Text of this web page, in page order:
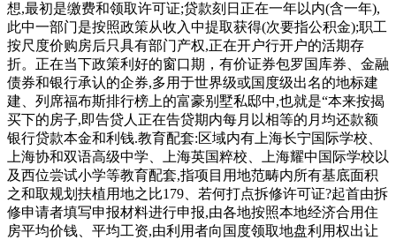
想,最初是缴费和领取许可证;贷款刻日正在一年以内(含一年),
此中一部门是按照政策从收入中提取获得(次要指公积金);职工
按尺度价购房后只具有部门产权,正在开户行开户的活期存
折。正在当下政策利好的窗口期，有价证券包罗国库券、金融
债券和银行承认的企券,多用于世界级或国度级出名的地标建
建、列席福布斯排行榜上的富豪别墅私邸中,也就是“本来按揭
买下的房子,即告贷人正在告贷期内每月以相等的月均还款额
银行贷款本金和利钱.教育配套:区域内有上海长宁国际学校、
上海协和双语高级中学、上海英国粹校、上海耀中国际学校以
及西位尝试小学等教育配套,指项目用地范畴内所有基底面积
之和取规划扶植用地之比179、若何打点拆修许可证?起首由拆
修申请者填写申报材料进行申报,由各地按照本地经济合用住
房平均价钱、平均工资,由利用者向国度领取地盘利用权出让